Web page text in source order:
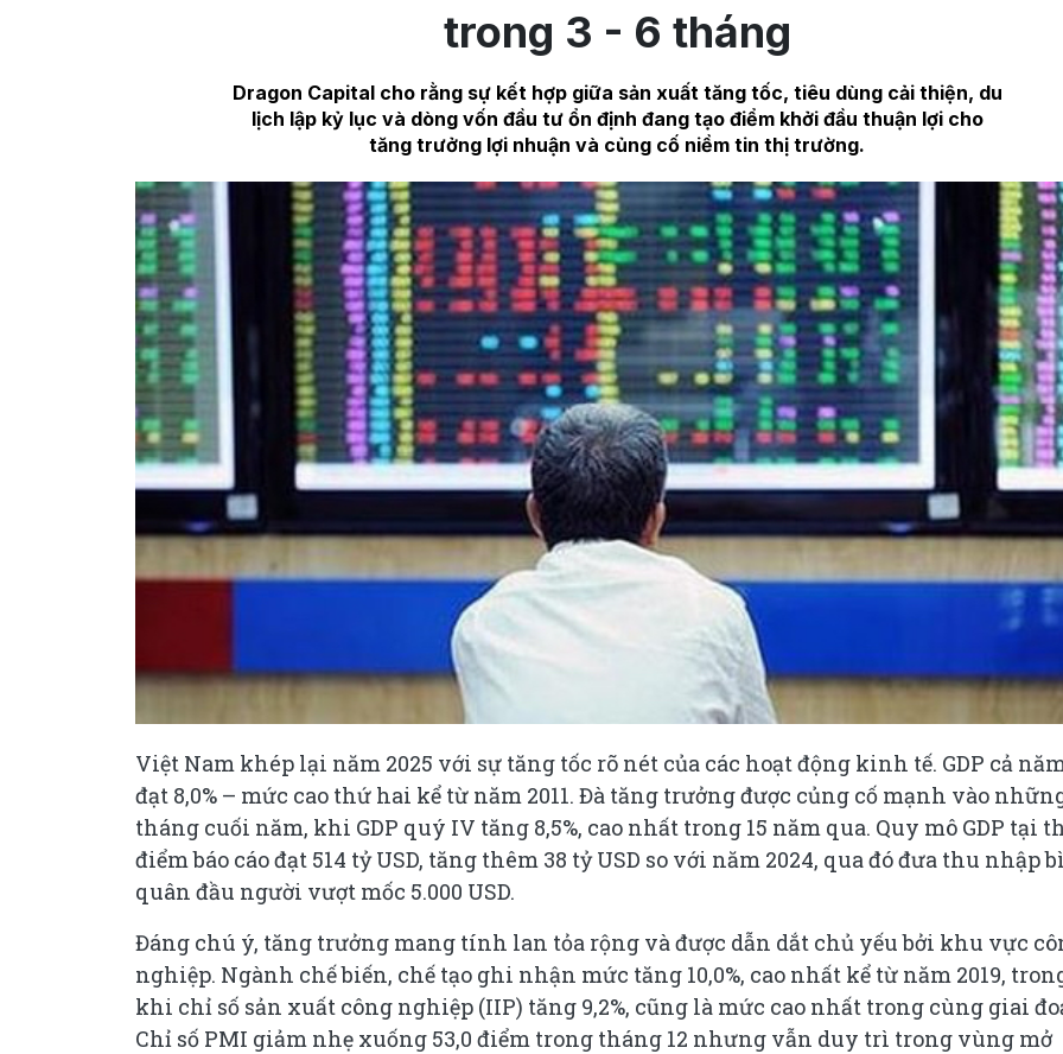
trong 3 - 6 tháng
Dragon Capital cho rằng sự kết hợp giữa sản xuất tăng tốc, tiêu dùng cải thiện, du
lịch lập kỷ lục và dòng vốn đầu tư ổn định đang tạo điểm khởi đầu thuận lợi cho
tăng trưởng lợi nhuận và củng cố niềm tin thị trường.
Việt Nam khép lại năm 2025 với sự tăng tốc rõ nét của các hoạt động kinh tế. GDP cả
đạt 8,0% – mức cao thứ hai kể từ năm 2011. Đà tăng trưởng được củng cố mạnh vào
tháng cuối năm, khi GDP quý IV tăng 8,5%, cao nhất trong 15 năm qua. Quy mô GDP tại
điểm báo cáo đạt 514 tỷ USD, tăng thêm 38 tỷ USD so với năm 2024, qua đó đưa thu nhập
quân đầu người vượt mốc 5.000 USD.
Đáng chú ý, tăng trưởng mang tính lan tỏa rộng và được dẫn dắt chủ yếu bởi khu vực
nghiệp. Ngành chế biến, chế tạo ghi nhận mức tăng 10,0%, cao nhất kể từ năm 2019,
khi chỉ số sản xuất công nghiệp (IIP) tăng 9,2%, cũng là mức cao nhất trong cùng giai
Chỉ số PMI giảm nhẹ xuống 53,0 điểm trong tháng 12 nhưng vẫn duy trì trong vùng mở